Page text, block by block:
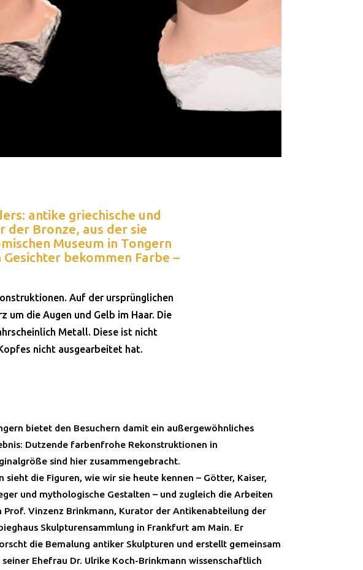
antike griechische und
der Bronze, aus der sie
Museum in Tongern
bekommen Farbe –
Auf der ursprünglichen
um die Augen und Gelb im Haar. Die
Metall. Diese ist nicht
nicht ausgearbeitet hat.
bietet den Besuchern damit ein außergewöhnliches
Dutzende farbenfrohe Rekonstruktionen in
sind hier zusammengebracht.
sieht die Figuren, wie wir sie heute kennen – Götter, Kaiser,
und mythologische Gestalten – und zugleich die Arbeiten
Prof. Vinzenz Brinkmann, Kurator der Antikenabteilung der
Skulpturensammlung in Frankfurt am Main. Er
die Bemalung antiker Skulpturen und erstellt gemeinsam
seiner Ehefrau Dr. Ulrike Koch-Brinkmann wissenschaftlich